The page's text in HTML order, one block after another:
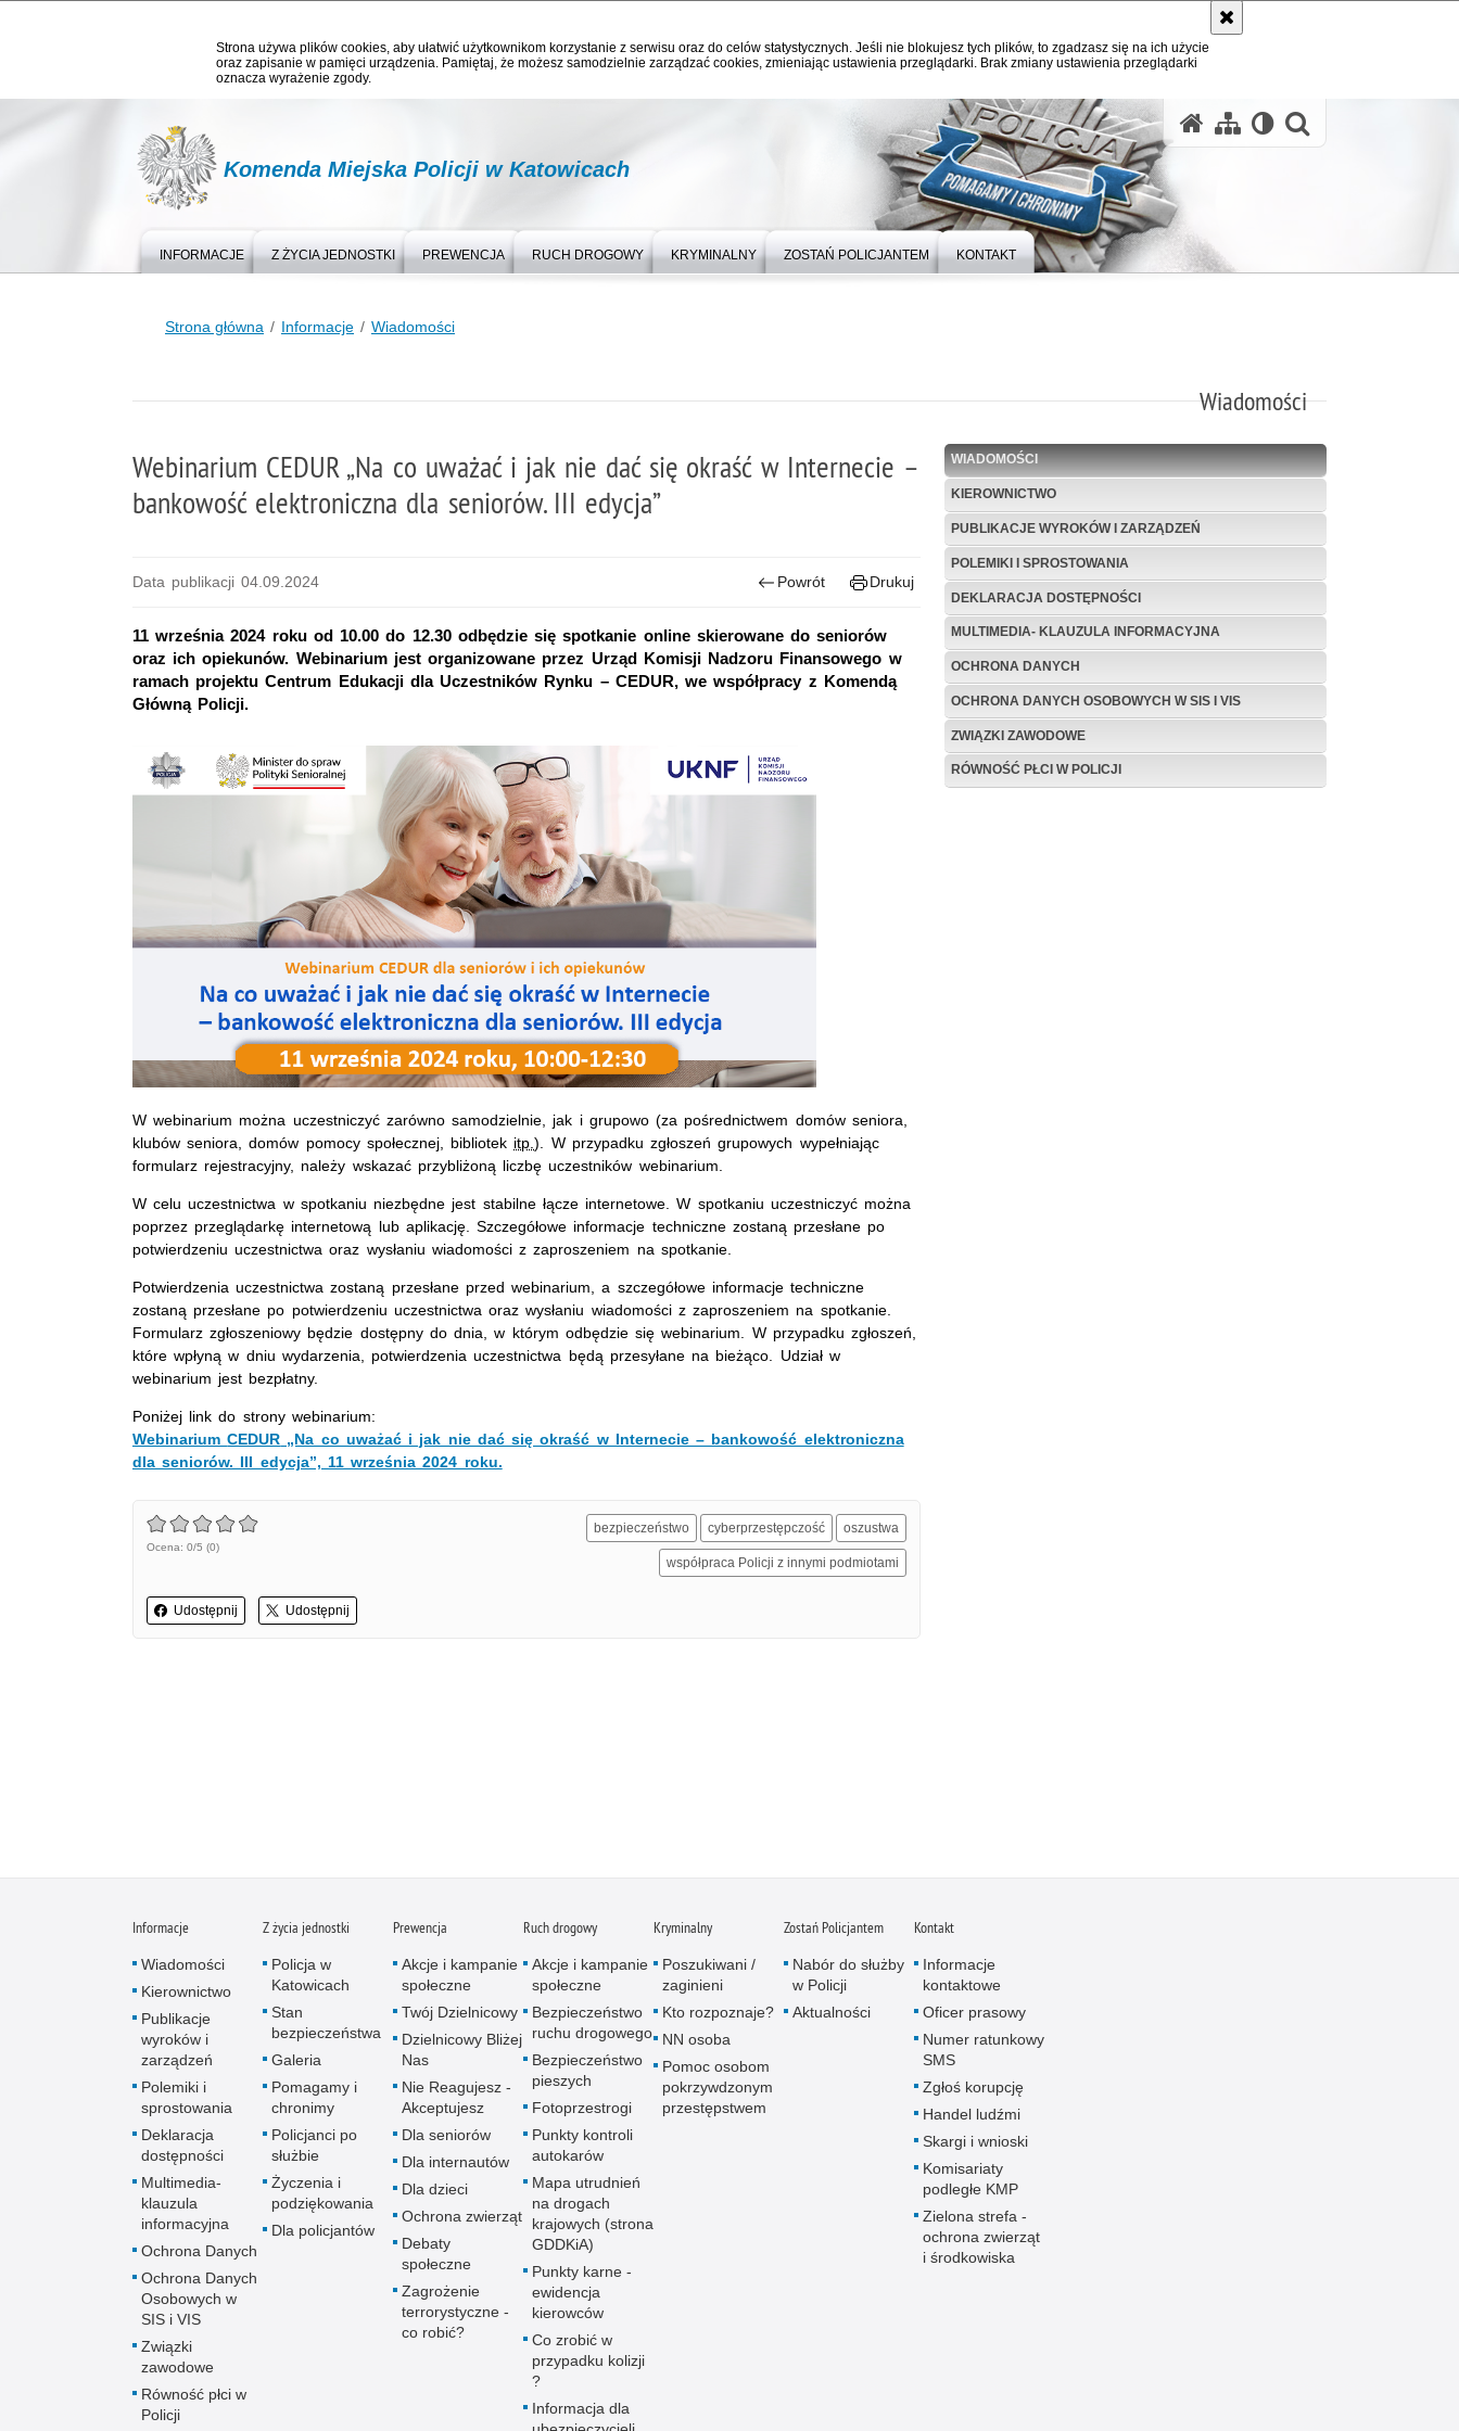
Strona używa plików cookies, aby ułatwić użytkownikom korzystanie z serwisu oraz do celów statystycznych. Jeśli nie blokujesz tych plików, to zgadzasz się na ich użycie
oraz zapisanie w pamięci urządzenia. Pamiętaj, że możesz samodzielnie zarządzać cookies, zmieniając ustawienia przeglądarki. Brak zmiany ustawienia przeglądarki
oznacza wyrażenie zgody.
Komenda Miejska Policji w Katowicach
INFORMACJE Z ŻYCIA JEDNOSTKI PREWENCJA RUCH DROGOWY KRYMINALNY ZOSTAŃ POLICJANTEM KONTAKT
Strona główna Informacje Wiadomości
Wiadomości
Webinarium CEDUR „Na co uważać i jak nie dać się okraść w Internecie –
bankowość elektroniczna dla seniorów. III edycja”
Data publikacji 04.09.2024 Powrót Drukuj
11 września 2024 roku od 10.00 do 12.30 odbędzie się spotkanie online skierowane do seniorów
oraz ich opiekunów. Webinarium jest organizowane przez Urząd Komisji Nadzoru Finansowego w
ramach projektu Centrum Edukacji dla Uczestników Rynku – CEDUR, we współpracy z Komendą
Główną Policji.
Wwebinarium można uczestniczyć zarówno samodzielnie, jak i grupowo (za pośrednictwem domów seniora,
klubów seniora, domów pomocy społecznej, bibliotek itp.). W przypadku zgłoszeń grupowych wypełniając
formularz rejestracyjny, należy wskazać przybliżoną liczbę uczestników webinarium.
W celu uczestnictwa w spotkaniu niezbędne jest stabilne łącze internetowe. W spotkaniu uczestniczyć można
poprzez przeglądarkę internetową lub aplikację. Szczegółowe informacje techniczne zostaną przesłane po
potwierdzeniu uczestnictwa oraz wysłaniu wiadomości z zaproszeniem na spotkanie.
Potwierdzenia uczestnictwa zostaną przesłane przedwebinarium, a szczegółowe informacje techniczne
zostaną przesłane po potwierdzeniu uczestnictwa oraz wysłaniu wiadomości z zaproszeniem na spotkanie.
Formularz zgłoszeniowy będzie dostępny do dnia, w którym odbędzie sięwebinarium. W przypadku zgłoszeń,
które wpłyną w dniu wydarzenia, potwierdzenia uczestnictwa będą przesyłane na bieżąco. Udział w
webinarium jest bezpłatny.
Poniżej link do strony webinarium:
Webinarium CEDUR „Na co uważać i jak nie dać się okraść w Internecie – bankowość elektroniczna
dla seniorów. III edycja”, 11 września 2024 roku.
Ocena: 0/5 (0)
Udostępnij Udostępnij
bezpieczeństwo cyberprzestępczość oszustwa
współpraca Policji z innymi podmiotami
WIADOMOŚCI
KIEROWNICTWO
PUBLIKACJE WYROKÓW I ZARZĄDZEŃ
POLEMIKI I SPROSTOWANIA
DEKLARACJA DOSTĘPNOŚCI
MULTIMEDIA- KLAUZULA INFORMACYJNA
OCHRONA DANYCH
OCHRONA DANYCH OSOBOWYCH W SIS I VIS
ZWIĄZKI ZAWODOWE
RÓWNOŚĆ PŁCI W POLICJI
Informacje
Wiadomości
Kierownictwo
Publikacje
wyroków i
zarządzeń
Polemiki i
sprostowania
Deklaracja
dostępności
Multimedia-
klauzula
informacyjna
Ochrona Danych
Ochrona Danych
Osobowych w
SIS i VIS
Związki
zawodowe
Równość płci w
Policji
Z życia jednostki
Policja w
Katowicach
Stan
bezpieczeństwa
Galeria
Pomagamy i
chronimy
Policjanci po
służbie
Życzenia i
podziękowania
Dla policjantów
Prewencja
Akcje i kampanie
społeczne
Twój Dzielnicowy
Dzielnicowy Bliżej
Nas
Nie Reagujesz -
Akceptujesz
Dla seniorów
Dla internautów
Dla dzieci
Ochrona zwierząt
Debaty
społeczne
Zagrożenie
terrorystyczne -
co robić?
Ruch drogowy
Akcje i kampanie
społeczne
Bezpieczeństwo
ruchu drogowego
Bezpieczeństwo
pieszych
Fotoprzestrogi
Punkty kontroli
autokarów
Mapa utrudnień
na drogach
krajowych (strona
GDDKiA)
Punkty karne -
ewidencja
kierowców
Co zrobić w
przypadku kolizji
?
Informacja dla
Kryminalny
Poszukiwani /
zaginieni
Kto rozpoznaje?
NN osoba
Pomoc osobom
pokrzywdzonym
przestępstwem
Zostań Policjantem
Nabór do służby
w Policji
Aktualności
Kontakt
Informacje
kontaktowe
Oficer prasowy
Numer ratunkowy
SMS
Zgłoś korupcję
Handel ludźmi
Skargi i wnioski
Komisariaty
podległe KMP
Zielona strefa -
ochrona zwierząt
i środkowiska